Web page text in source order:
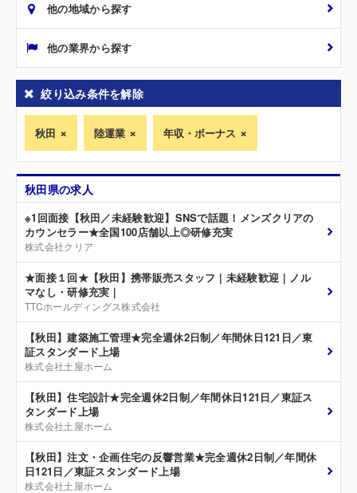
他の地域から探す
他の業界から探す
絞り込み条件を解除
秋田 陸運業 年収・ボーナス
秋田県の求人
※1回面接【秋田／未経験歓迎】SNSで話題！メンズクリアの
カウンセラー★全国100店舗以上◎研修充実
株式会社クリア
★面接１回★【秋田】携帯販売スタッフ｜未経験歓迎｜ノル
マなし・研修充実｜
TTCホールディングス株式会社
【秋田】建築施工管理★完全週休2日制／年間休日121日／東
証スタンダード上場
株式会社土屋ホーム
【秋田】住宅設計★完全週休2日制／年間休日121日／東証ス
タンダード上場
株式会社土屋ホーム
【秋田】注文・企画住宅の反響営業★完全週休2日制／年間休
日121日／東証スタンダード上場
株式会社土屋ホーム